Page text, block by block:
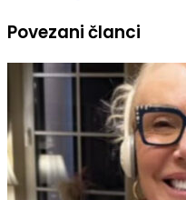
Povezani članci